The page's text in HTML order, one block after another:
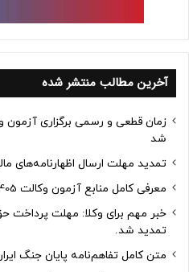
آخرین مطالب منتشر شده
شد
تمدید مهلت ارسال اظهارنامه‌های
معرفی کامل منابع آزمون وکالت 1405 کانون‌های وکلای دادگستری
تمدید شد.
متن کامل تفاهم‌نامه پایان جنگ